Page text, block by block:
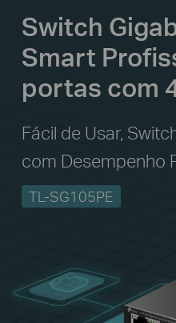
Switch
Smart
portas com
Fácil de Usar,
com Desempenho
TL-SG105PE